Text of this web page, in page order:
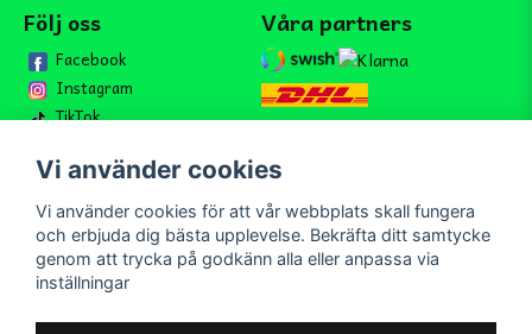
Följ oss
Facebook
Instagram
TikTok
Våra partners
Bli medlem i vårt nyhetsbrev
email
Mejladress Skicka
Bli medlem i vårt nyhetsbrev och ta del av våra nyheter och
Vi använder cookies
Vi använder cookies för att vår webbplats skall fungera
och erbjuda dig bästa upplevelse. Bekräfta ditt samtycke
genom att trycka på godkänn alla eller anpassa via
inställningar